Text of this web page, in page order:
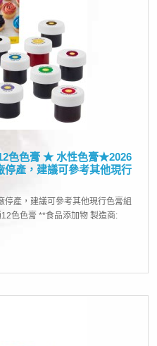
色色膏 ★ 水性色膏★2026
停產，建議可參考其他現行
產，建議可參考其他現行色膏組
色色膏 **食品添加物 製造商: